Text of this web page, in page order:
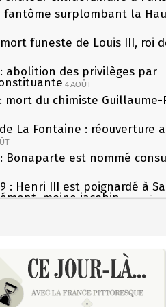
fantôme surplombant la
funeste de Louis III, roi
abolition des privilèges par
4 AOÛT
mort du chimiste Guillaume-
La Fontaine : réouverture
Bonaparte est nommé
: Henri III est poignardé à
moine jacobin 1ER AOÛT
30 JUILLET
: loi sur la liberté de la
: supplice de Robespierre
28 JUILLET
: supplice de François
n'amasse pas mousse